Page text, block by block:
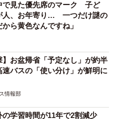
提供）
てください
公のお母さん、もうおばあ
子育ては終えて孫もいま
みがありながらも充実して
いう意味での「おかえり、
で見た優先席のマーク 子ど
人、お年寄り… 一つだけ謎の
ら黄色なんですね」
】お盆帰省「予定なし」が約半
バスの「使い分け」が鮮明に
情報部
の学習時間が11年で2割減少